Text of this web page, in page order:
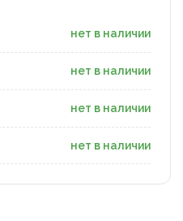
нет в наличии
нет в наличии
нет в наличии
нет в наличии